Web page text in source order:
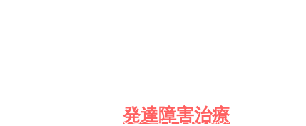
​発達障害治療